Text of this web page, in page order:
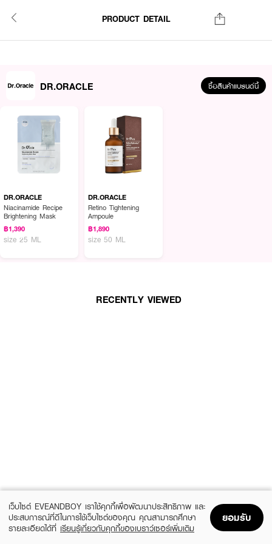
PRODUCT DETAIL
DR.ORACLE ซื้อสินค้าแบรนด์นี้
DR.ORACLE
Niacinamide Recipe
Brightening Mask
฿1,390
size 25 ML
DR.ORACLE
Retino Tightening
Ampoule
฿1,890
size 50 ML
RECENTLY VIEWED
เว็บไซต์ EVEANDBOY เราใช้คุกกี้เพื่อพัฒนาประสิทธิภาพ และ
ประสบการณ์ที่ดีในการใช้เว็บไซต์ของคุณ คุณสามารถศึกษา
รายละเอียดได้ที่ เรียนรู้เกี่ยวกับคุกกี้ของเบราว์เซอร์เพิ่มเติม
ยอมรับ